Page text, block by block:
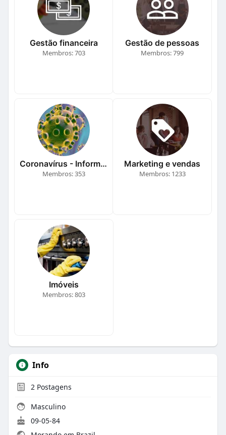
Gestão financeira
Membros: 703
Gestão de pessoas
Membros: 799
Coronavírus - Informação, orientação e a
Membros: 353
Marketing e vendas
Membros: 1233
Imóveis
Membros: 803
Info
2 Postagens
Masculino
09-05-84